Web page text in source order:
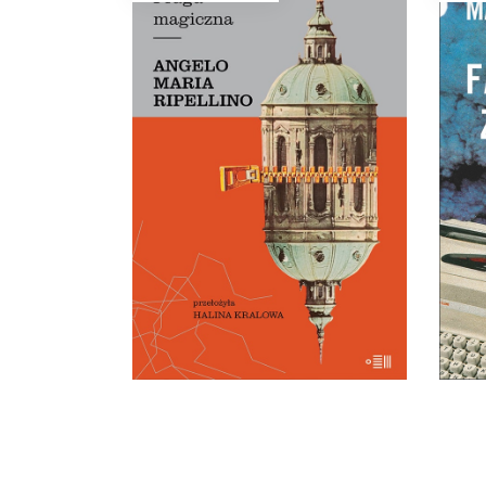
E-BOOK DO
KOSZYKA
PRAGA MAGICZNA
Oto – jak mówi Mariusz
Szczygieł – biblia kultury czeskiej.
Dla miłośników Pragi i czeskiej
kultury – lektura niezbędna.
59.00 29.50zł